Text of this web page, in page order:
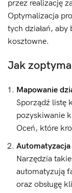
przez realizację
Optymalizacja
tych działań, aby
kosztowne.
Jak
Mapowanie
Sporządź listę
pozyskiwanie
Oceń, które
Narzędzia
automatyzują
oraz obsługę